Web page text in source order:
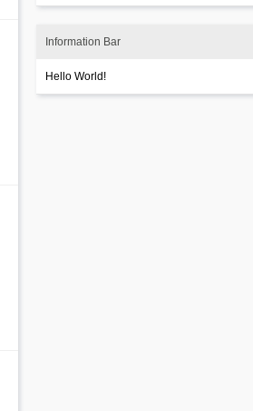
Information Bar
Hello World!